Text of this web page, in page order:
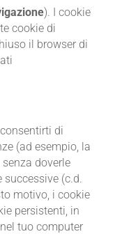
). I cookie
cookie di
il browser di
di
(ad esempio, la
doverle
(c.d.
motivo, i cookie
persistenti, in
tuo computer